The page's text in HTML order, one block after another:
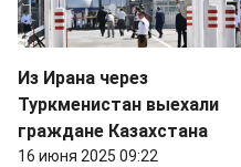
Из Ирана через
Туркменистан выехали
граждане Казахстана
16 июня 2025 09:22